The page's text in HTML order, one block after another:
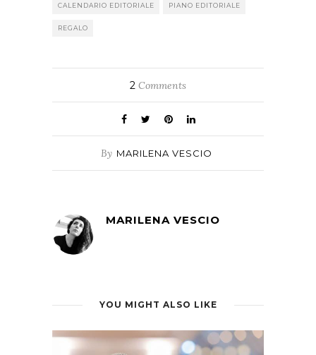
CALENDARIO EDITORIALE PIANO EDITORIALE
REGALO
2 Comments
By MARILENA VESCIO
MARILENA VESCIO
YOU MIGHT ALSO LIKE